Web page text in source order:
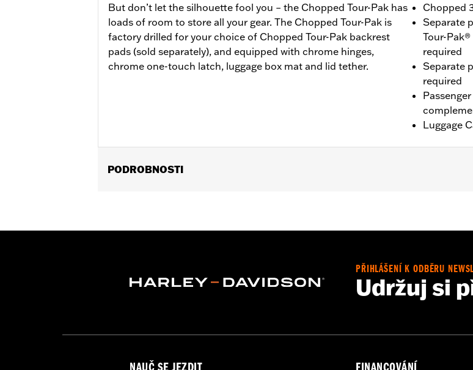
But don’t let the silhouette fool you – the Chopped Tour-Pak has
loads of room to store all your gear. The Chopped Tour-Pak is
factory drilled for your choice of Chopped Tour-Pak backrest
pads (sold separately), and equipped with chrome hinges,
chrome one-touch latch, luggage box mat and lid tether.
Chopped
Separate
Tour-
required
Separate
required
Luggage
PODROBNOSTI
Lock Kit P/N 90300030 is required for all models. ’23-later FLHXSE and
Capacity:3285 Cubic inch
Backrest Pad, Mounting Rack, Lock Kit - see fitment for details
Width:25.9 Inches
PŘIHLÁŠENÍ K ODBĚRU
Udržuj si